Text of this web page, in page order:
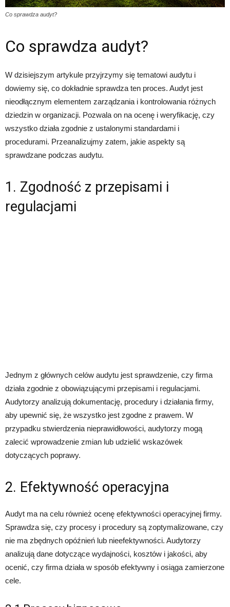
Co sprawdza audyt?
Co sprawdza audyt?
W dzisiejszym artykule przyjrzymy się tematowi audytu i
dowiemy się, co dokładnie sprawdza ten proces. Audyt jest
nieodłącznym elementem zarządzania i kontrolowania różnych
dziedzin w organizacji. Pozwala on na ocenę i weryfikację, czy
wszystko działa zgodnie z ustalonymi standardami i
procedurami. Przeanalizujmy zatem, jakie aspekty są
sprawdzane podczas audytu.
1. Zgodność z przepisami i
regulacjami
Jednym z głównych celów audytu jest sprawdzenie, czy firma
działa zgodnie z obowiązującymi przepisami i regulacjami.
Audytorzy analizują dokumentację, procedury i działania firmy,
aby upewnić się, że wszystko jest zgodne z prawem. W
przypadku stwierdzenia nieprawidłowości, audytorzy mogą
zalecić wprowadzenie zmian lub udzielić wskazówek
dotyczących poprawy.
2. Efektywność operacyjna
Audyt ma na celu również ocenę efektywności operacyjnej firmy.
Sprawdza się, czy procesy i procedury są zoptymalizowane, czy
nie ma zbędnych opóźnień lub nieefektywności. Audytorzy
analizują dane dotyczące wydajności, kosztów i jakości, aby
ocenić, czy firma działa w sposób efektywny i osiąga zamierzone
cele.